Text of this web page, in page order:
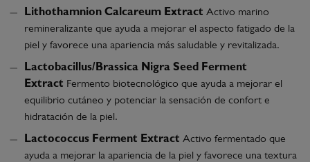
Lithothamnion Calcareum Extract Activo marino
remineralizante que ayuda a mejorar el aspecto fatigado de la
piel y favorece una apariencia más saludable y revitalizada.
Lactobacillus/Brassica Nigra Seed Ferment
Extract Fermento biotecnológico que ayuda a mejorar el
equilibrio cutáneo y potenciar la sensación de confort e
hidratación de la piel.
Lactococcus Ferment Extract Activo fermentado que
ayuda a mejorar la apariencia de la piel y favorece una textura